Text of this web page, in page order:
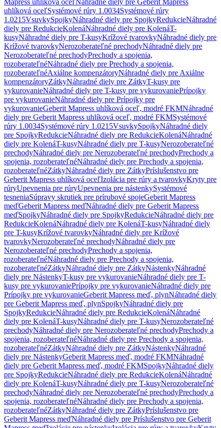
Mapress uhlíková oceľNáhradné diely pre Geberit Mapress
uhlíková oceľSystémové rúry 1.0034Systémové rúry
1.0215VsuvkySpojkyNáhradné diely pre SpojkyRedukcieNáhradné
diely pre RedukcieKolenáNáhradné diely pre KolenáT-
kusyNáhradné diely pre T-kusyKrížové tvarovkyNáhradné diely pre
Krížové tvarovkyNerozoberateľné prechodyNáhradné diely pre
Nerozoberateľné prechodyPrechody a spojenia,
rozoberateľnéNáhradné diely pre Prechody a spojenia,
rozoberateľnéAxiálne kompenzátoryNáhradné diely pre Axiálne
kompenzátoryZátkyNáhradné diely pre ZátkyT-kusy pre
vykurovanieNáhradné diely pre T-kusy pre vykurovaniePrípojky
pre vykurovanieNáhradné diely pre Prípojky pre
vykurovanieGeberit Mapress uhlíková oceľ, modré FKMNáhradné
diely pre Geberit Mapress uhlíková oceľ, modré FKMSystémové
rúry 1.0034Systémové rúry 1.0215VsuvkySpojkyNáhradné diely
pre SpojkyRedukcieNáhradné diely pre RedukcieKolenáNáhradné
diely pre KolenáT-kusyNáhradné diely pre T-kusyNerozoberateľné
prechodyNáhradné diely pre Nerozoberateľné prechodyPrechody a
spojenia, rozoberateľnéNáhradné diely pre Prechody a spojenia,
rozoberateľnéZátkyNáhradné diely pre ZátkyPríslušenstvo pre
Geberit Mapress uhlíková oceľIzolácia pre rúry a tvarovkyKryty pre
rúryUpevnenia pre rúryUpevnenia pre nástenkySystémové
tesneniaSúpravy skrutiek pre prírubové spojeGeberit Mapress
meďGeberit Mapress meďNáhradné diely pre Geberit Mapress
meďSpojkyNáhradné diely pre SpojkyRedukcieNáhradné diely pre
RedukcieKolenáNáhradné diely pre KolenáT-kusyNáhradné diely
pre T-kusyKrížové tvarovkyNáhradné diely pre Krížové
tvarovkyNerozoberateľné prechodyNáhradné diely pre
Nerozoberateľné prechodyPrechody a spojenia,
rozoberateľnéNáhradné diely pre Prechody a spojenia,
rozoberateľnéZátkyNáhradné diely pre ZátkyNástenkyNáhradné
diely pre NástenkyT-kusy pre vykurovanieNáhradné diely pre T-
kusy pre vykurovaniePrípojky pre vykurovanieNáhradné diely pre
Prípojky pre vykurovanieGeberit Mapress meď, plynNáhradné diely
pre Geberit Mapress meď, plynSpojkyNáhradné diely pre
SpojkyRedukcieNáhradné diely pre RedukcieKolenáNáhradné
diely pre KolenáT-kusyNáhradné diely pre T-kusyNerozoberateľné
prechodyNáhradné diely pre Nerozoberateľné prechodyPrechody a
spojenia, rozoberateľnéNáhradné diely pre Prechody a spojenia,
rozoberateľnéZátkyNáhradné diely pre ZátkyNástenkyNáhradné
diely pre NástenkyGeberit Mapress meď, modré FKMNáhradné
diely pre Geberit Mapress meď, modré FKMSpojkyNáhradné diely
pre SpojkyRedukcieNáhradné diely pre RedukcieKolenáNáhradné
diely pre KolenáT-kusyNáhradné diely pre T-kusyNerozoberateľné
prechodyNáhradné diely pre Nerozoberateľné prechodyPrechody a
spojenia, rozoberateľnéNáhradné diely pre Prechody a spojenia,
rozoberateľnéZátkyNáhradné diely pre ZátkyPríslušenstvo pre
Geberit Mapress meďNáhradné diely pre Príslušenstvo pre Geberit